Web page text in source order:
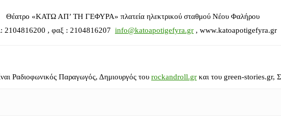
Θέατρο «ΚΑΤΩ ΑΠ’ ΤΗ ΓΕΦΥΡΑ» πλατεία ηλεκτρικού σταθμού Νέου Φαλήρου
2104816200 , φαξ : 2104816207 info@katoapotigefyra.gr , www.katoapotigefyra.gr
Ραδιοφωνικός Παραγωγός, Δημιουργός του rockandroll.gr και του green-stories.gr,